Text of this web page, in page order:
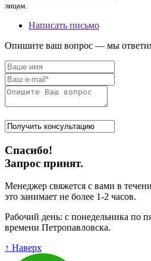
лицам.
Написать письмо
Опишите ваш вопрос — мы ответим
Спасибо!
Запрос принят.
Менеджер свяжется с вами в
это занимает не более 1-2 часов.
Рабочий день: с понедельника по
времени Петропавловска.
↑ Наверх